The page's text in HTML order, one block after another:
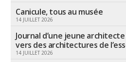
Canicule, tous au musée
14 JUILLET 2026
Journal d’une jeune
vers des architectures de
14 JUILLET 2026